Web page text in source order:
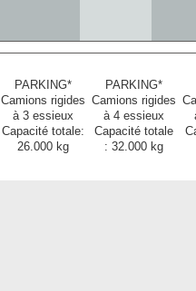
PARKING*
Camions rigides
à 3 essieux
Capacité totale:
26.000 kg
PARKING*
Camions rigides
à 4 essieux
Capacité totale
: 32.000 kg